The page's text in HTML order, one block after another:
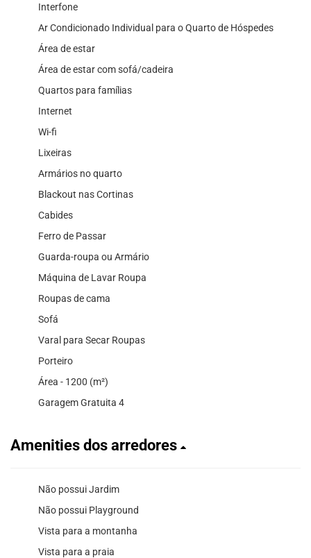
Interfone
Ar Condicionado Individual para o Quarto de Hóspedes
Área de estar
Área de estar com sofá/cadeira
Quartos para famílias
Internet
Wi-fi
Lixeiras
Armários no quarto
Blackout nas Cortinas
Cabides
Ferro de Passar
Guarda-roupa ou Armário
Máquina de Lavar Roupa
Roupas de cama
Sofá
Varal para Secar Roupas
Porteiro
Área - 1200 (m²)
Garagem Gratuita 4
Amenities dos arredores
Não possui Jardim
Não possui Playground
Vista para a montanha
Vista para a praia